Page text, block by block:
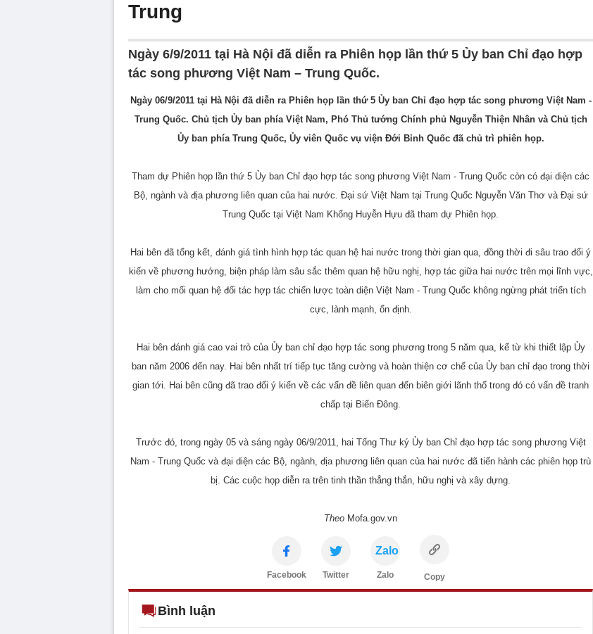
Trung
Ngày 6/9/2011 tại Hà Nội đã diễn ra Phiên họp lần thứ 5 Ủy ban Chỉ đạo hợp
tác song phương Việt Nam – Trung Quốc.
Ngày 06/9/2011 tại Hà Nội đã diễn ra Phiên họp lần thứ 5 Ủy ban Chỉ đạo hợp tác song phương Việt Nam -
Trung Quốc. Chủ tịch Ủy ban phía Việt Nam, Phó Thủ tướng Chính phủ Nguyễn Thiện Nhân và Chủ tịch
Ủy ban phía Trung Quốc, Ủy viên Quốc vụ viện Đới Bỉnh Quốc đã chủ trì phiên họp.
Tham dự Phiên họp lần thứ 5 Ủy ban Chỉ đạo hợp tác song phương Việt Nam - Trung Quốc còn có đại diện các
Bộ, ngành và địa phương liên quan của hai nước. Đại sứ Việt Nam tại Trung Quốc Nguyễn Văn Thơ và Đại sứ
Trung Quốc tại Việt Nam Khổng Huyễn Hựu đã tham dự Phiên họp.
Hai bên đã tổng kết, đánh giá tình hình hợp tác quan hệ hai nước trong thời gian qua, đồng thời đi sâu trao đổi ý
kiến về phương hướng, biện pháp làm sâu sắc thêm quan hệ hữu nghị, hợp tác giữa hai nước trên mọi lĩnh vực,
làm cho mối quan hệ đối tác hợp tác chiến lược toàn diện Việt Nam - Trung Quốc không ngừng phát triển tích
cực, lành mạnh, ổn định.
Hai bên đánh giá cao vai trò của Ủy ban chỉ đạo hợp tác song phương trong 5 năm qua, kể từ khi thiết lập Ủy
ban năm 2006 đến nay. Hai bên nhất trí tiếp tục tăng cường và hoàn thiện cơ chế của Ủy ban chỉ đạo trong thời
gian tới. Hai bên cũng đã trao đổi ý kiến về các vấn đề liên quan đến biên giới lãnh thổ trong đó có vấn đề tranh
chấp tại Biển Đông.
Trước đó, trong ngày 05 và sáng ngày 06/9/2011, hai Tổng Thư ký Ủy ban Chỉ đạo hợp tác song phương Việt
Nam - Trung Quốc và đại diện các Bộ, ngành, địa phương liên quan của hai nước đã tiến hành các phiên họp trù
bị. Các cuộc họp diễn ra trên tinh thần thẳng thắn, hữu nghị và xây dựng.
Theo Mofa.gov.vn
Facebook Twitter
Zalo
Zalo Copy
Bình luận